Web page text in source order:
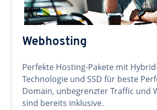
Webhosting
Perfekte Hosting-Pakete mit
Technologie und SSD für beste
Domain, unbegrenzter Traffic und
sind bereits inklusive.